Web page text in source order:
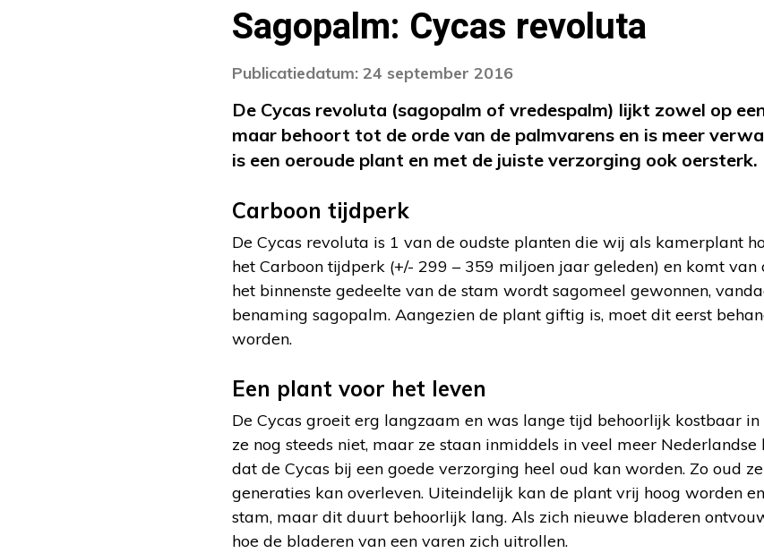
Sagopalm: Cycas revoluta
Publicatiedatum: 24 september 2016
De Cycas revoluta (sagopalm of vredespalm) lijkt zowel op
maar behoort tot de orde van de palmvarens en is meer
is een oeroude plant en met de juiste verzorging ook oersterk.
Carboon tijdperk
De Cycas revoluta is 1 van de oudste planten die wij als kamerplant
het Carboon tijdperk (+/- 299 – 359 miljoen jaar geleden) en komt van
het binnenste gedeelte van de stam wordt sagomeel gewonnen,
benaming sagopalm. Aangezien de plant giftig is, moet dit eerst
worden.
Een plant voor het leven
De Cycas groeit erg langzaam en was lange tijd behoorlijk kostbaar in
ze nog steeds niet, maar ze staan inmiddels in veel meer Nederlandse
dat de Cycas bij een goede verzorging heel oud kan worden. Zo oud
generaties kan overleven. Uiteindelijk kan de plant vrij hoog worden
stam, maar dit duurt behoorlijk lang. Als zich nieuwe bladeren
hoe de bladeren van een varen zich uitrollen.